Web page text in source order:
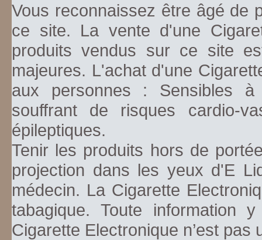
Vous reconnaissez être âgé de
ce site. La vente d'une
produits vendus sur ce site
majeures. L'achat d'une
aux personnes : Sensibles
souffrant de risques cardio-
épileptiques.
Tenir les produits hors de
projection dans les yeux d'E
médecin. La Cigarette
tabagique. Toute information
Cigarette Electronique n’est pas